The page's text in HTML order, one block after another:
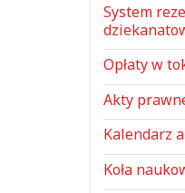
System
Opłaty w
Akty
Kalendarz
Koła